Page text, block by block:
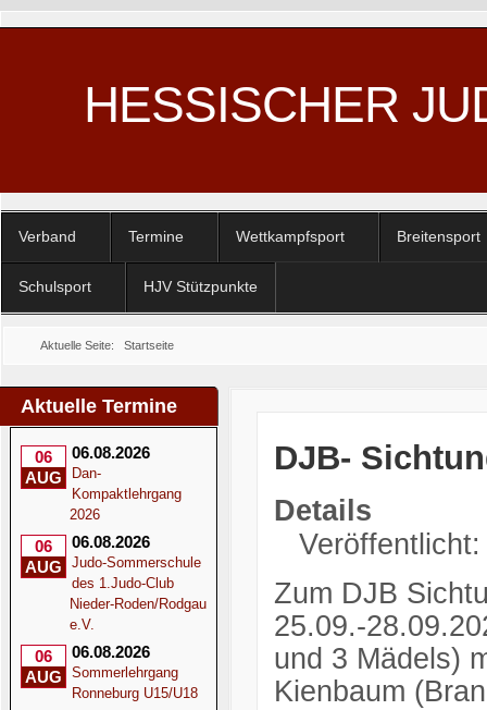
HESSISCHER
Verband Termine Wettkampfsport Breitensport
Schulsport HJV Stützpunkte
Aktuelle Seite: Startseite
Aktuelle Termine
06
AUG
06.08.2026
Dan-
Kompaktlehrgang
2026
06
AUG
06.08.2026
Judo-Sommerschule
des 1.Judo-Club
Nieder-Roden/Rodgau
e.V.
06
AUG
06.08.2026
Sommerlehrgang
Ronneburg U15/U18
DJB-
Details
Zum DJB
25.09.-
und 3 Mädels)
Kienbaum